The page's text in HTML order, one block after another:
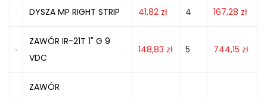
DYSZA MP RIGHT STRIP 41,82 zł 4 167,28 zł
ZAWÓR IR-21T 1" G 9
VDC
148,83 zł 5 744,15 zł
ZAWÓR